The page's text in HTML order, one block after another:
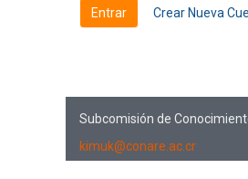
Crear Nueva
Subcomisión de
kimuk@conare.ac.cr